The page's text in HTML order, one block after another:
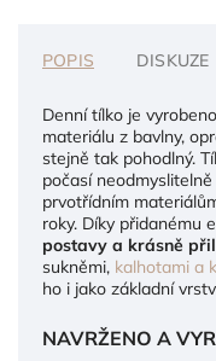
POPIS DISKUZE
Denní tílko je
materiálu z bavlny,
stejně tak pohodlný.
počasí
prvotřídním
roky. Díky přidanému
postavy a krásně
sukněmi, kalhotami a
ho i jako základní
NAVRŽENO A